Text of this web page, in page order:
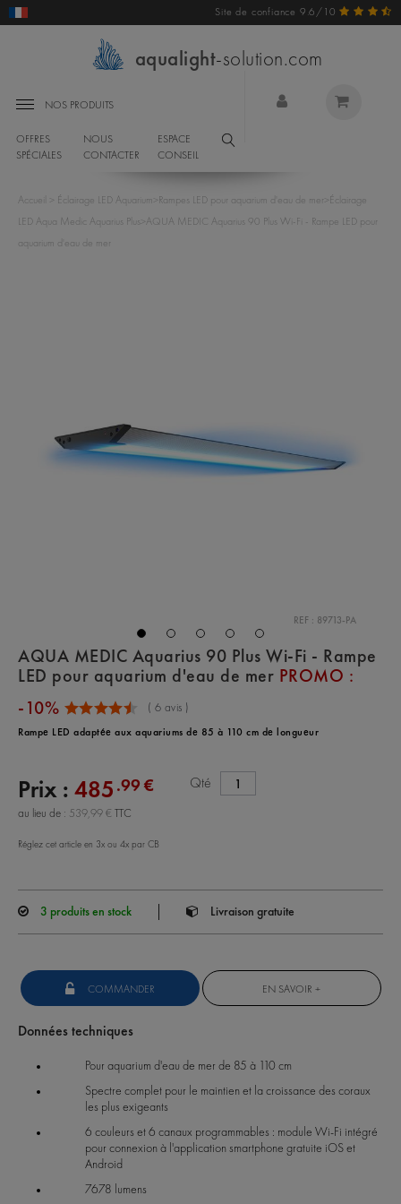
Site de confiance 9.6/10
aqualight-solution.com
NOS PRODUITS
OFFRES
SPÉCIALES
NOUS
CONTACTER
ESPACE
CONSEIL
Accueil Éclairage LED Aquarium Rampes LED pour aquarium d'eau de mer
Éclairage
LED Aqua Medic Aquarius Plus
AQUA MEDIC Aquarius 90 Plus Wi-Fi - Rampe LED pour
aquarium d'eau de mer
REF : 89713-PA
AQUA MEDIC Aquarius 90 Plus Wi-Fi - Rampe
LED pour aquarium d'eau de mer PROMO :
-10%
( 6 avis )
Rampe LED adaptée aux aquariums de 85 à 110 cm de longueur
Prix : 485 .99 €
au lieu de : 539,99 € TTC
Qté
Réglez cet article en 3x ou 4x par CB
3 produits en stock Livraison gratuite
COMMANDER EN SAVOIR +
Données techniques
Pour aquarium d'eau de mer de 85 à 110 cm
Spectre complet pour le maintien et la croissance des coraux
les plus exigeants
6 couleurs et 6 canaux programmables : module Wi-Fi intégré
pour connexion à l'application smartphone gratuite iOS et
Android
7678 lumens